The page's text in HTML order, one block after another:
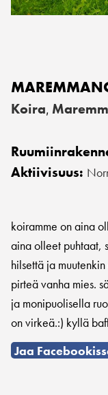
Koira,
Aktiivisuus:
koiramme on aina
aina olleet puhtaat,
hilsettä ja
pirteä vanha mies.
ja monipuolisella
on virkeä.:) kyllä
Jaa